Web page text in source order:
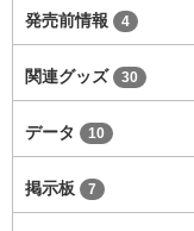
発売前情報 4
関連グッズ 30
データ 10
掲示板 7